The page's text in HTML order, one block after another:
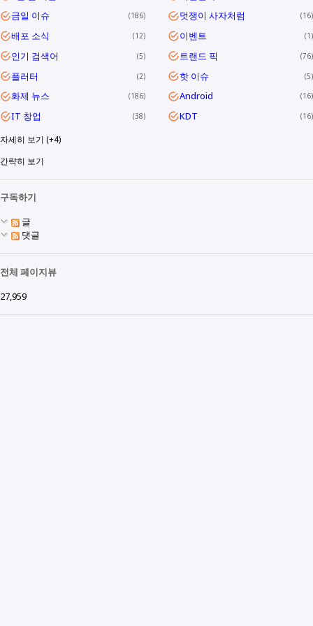
금일 이슈 186 멋쟁이 사자처럼 16
배포 소식 12 이벤트 1
인기 검색어 5 트랜드 픽 76
플러터 2 핫 이슈 5
화제 뉴스 186 Android 16
IT 창업 38 KDT 16
자세히 보기 (+4)
간략히 보기
구독하기
글
댓글
전체 페이지뷰
27,959